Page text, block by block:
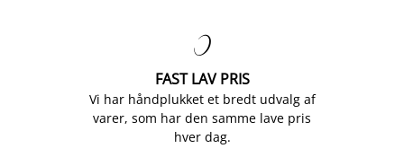

FAST LAV PRIS
Vi har håndplukket et bredt udvalg af
varer, som har den samme lave pris
hver dag.